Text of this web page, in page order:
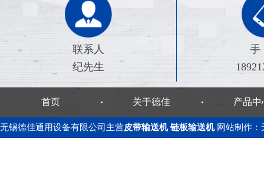
联系人
纪先生
首页 关于德佳 产品中
无锡德佳通用设备有限公司主营皮带输送机 链板输送机 网站制作 ：